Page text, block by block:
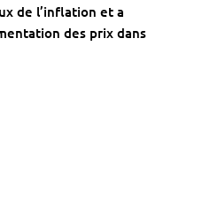
de l’inflation et a
des prix dans